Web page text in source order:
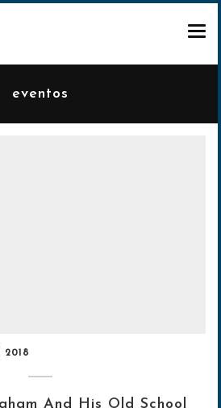
eventos
2018
And His Old School